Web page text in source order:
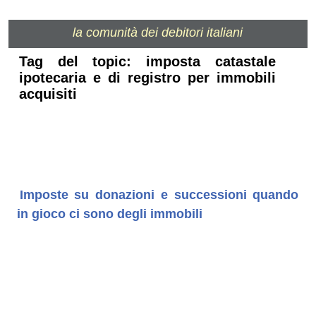
la comunità dei debitori italiani
Tag del topic: imposta catastale
ipotecaria e di registro per immobili
acquisiti
Imposte su donazioni e successioni quando
in gioco ci sono degli immobili